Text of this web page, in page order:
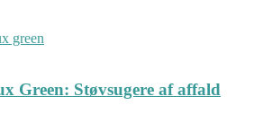
Green: Støvsugere af affald